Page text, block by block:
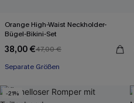
Orange High-Waist Neckholder-
Bügel-Bikini-Set
38,00 €47,00 €
Separate Größen
-21%